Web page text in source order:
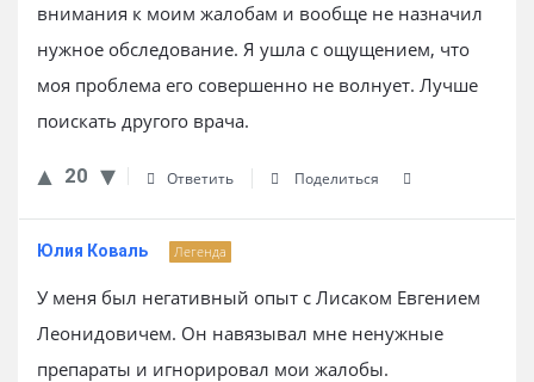
внимания к моим жалобам и вообще не назначил
нужное обследование. Я ушла с ощущением, что
моя проблема его совершенно не волнует. Лучше
поискать другого врача.
20 Ответить Поделиться
Юлия Коваль Легенда
У меня был негативный опыт с Лисаком Евгением
Леонидовичем. Он навязывал мне ненужные
препараты и игнорировал мои жалобы.